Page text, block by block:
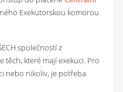
Exekutorskou komorou
společností z
které mají exekuci. Pro
nebo nikoliv, je potřeba